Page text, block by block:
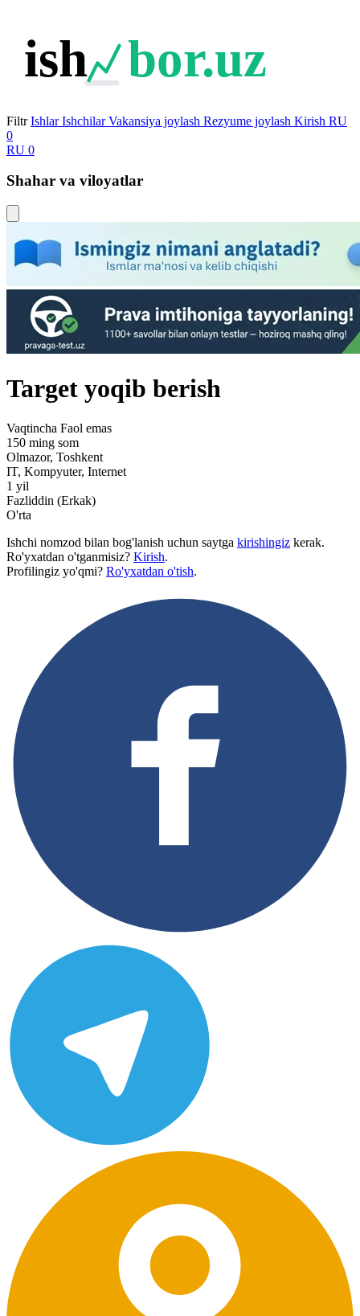
ish bor.uz
Filtr Ishlar Ishchilar Vakansiya joylash Rezyume joylash Kirish RU
0
RU 0
Shahar va viloyatlar
Target yoqib berish
Vaqtincha Faol emas
150 ming som
Olmazor, Toshkent
IT, Kompyuter, Internet
1 yil
Fazliddin (Erkak)
O'rta
Ishchi nomzod bilan bog'lanish uchun saytga kirishingiz kerak.
Ro'yxatdan o'tganmisiz? Kirish.
Profilingiz yo'qmi? Ro'yxatdan o'tish.